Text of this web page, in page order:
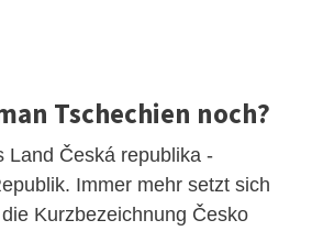
Tschechien noch?
Land Česká republika -
Immer mehr setzt sich
Kurzbezeichnung Česko